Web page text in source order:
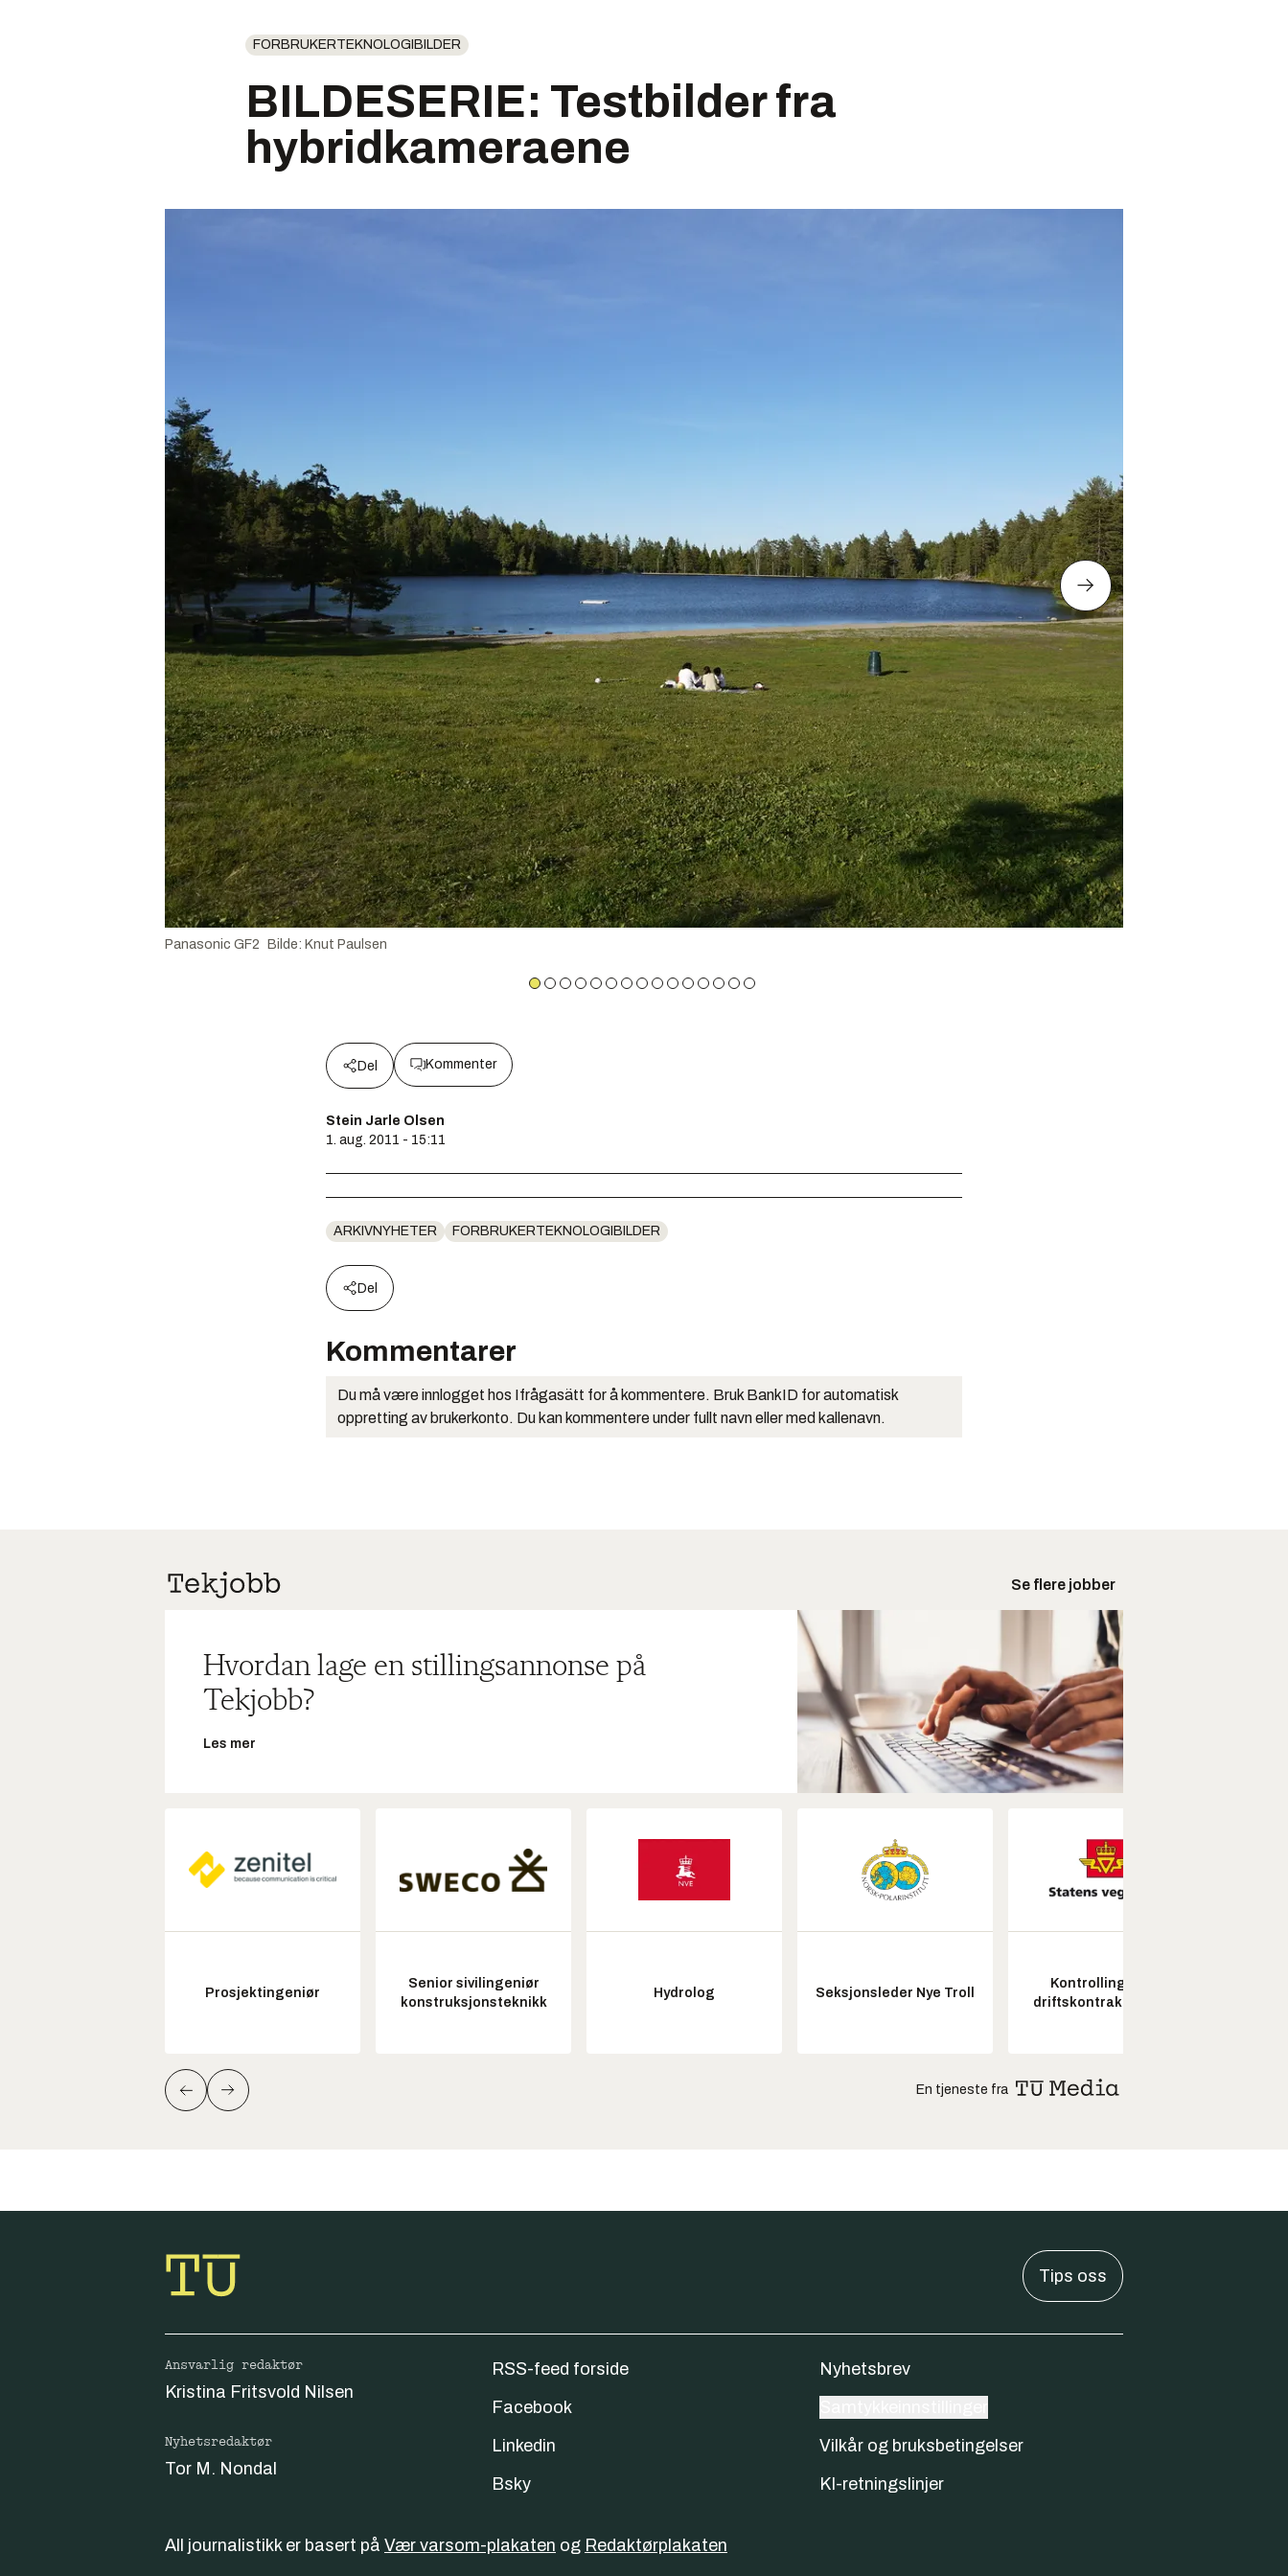
FORBRUKERTEKNOLOGIBILDER
BILDESERIE: Testbilder fra
hybridkameraene
Panasonic GF2 Bilde: Knut Paulsen
Del Kommenter
Stein Jarle Olsen
1. aug. 2011 - 15:11
ARKIVNYHETER FORBRUKERTEKNOLOGIBILDER
Del
Kommentarer
Du må være innlogget hos Ifrågasätt for å kommentere. Bruk BankID for automatisk
oppretting av brukerkonto. Du kan kommentere under fullt navn eller med kallenavn.
Se flere jobber
Hvordan lage en stillingsannonse på
Tekjobb?
Les mer
Prosjektingeniør
Senior sivilingeniør
konstruksjonsteknikk
Hydrolog Seksjonsleder Nye Troll
Kontrollingeniør
driftskontrakt elektro
En tjeneste fra
Tips oss
Ansvarlig redaktør
Kristina Fritsvold Nilsen
Nyhetsredaktør
Tor M. Nondal
RSS-feed forside
Facebook
Linkedin
Bsky
Nyhetsbrev
Vilkår og bruksbetingelser
KI-retningslinjer
All journalistikk er basert på Vær varsom-plakaten og Redaktørplakaten